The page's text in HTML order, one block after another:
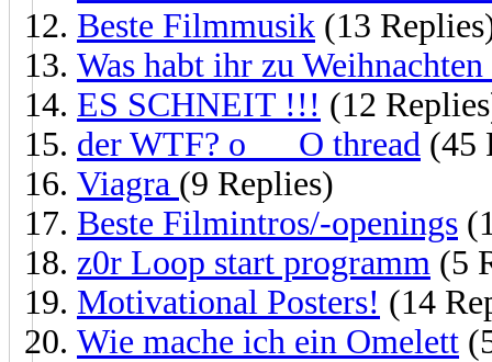
Beste Filmmusik (13
Was habt ihr zu
ES SCHNEIT !!! (12
der WTF? o___O thread (45
Viagra (9 Replies)
Beste Filmintros/-openings
z0r Loop start programm (5
Motivational Posters! (14
Wie mache ich ein Omelett